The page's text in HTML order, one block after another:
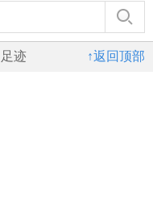
↑返回顶部
足迹